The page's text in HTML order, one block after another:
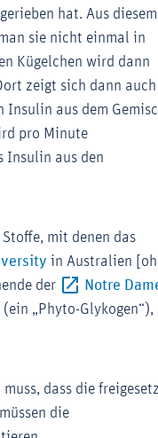
hat. Aus diesem
sie nicht einmal in
Kügelchen wird dann
zeigt sich dann auch
aus dem
pro Minute
Insulin aus den
mit denen das
Externer-Link
in Australien
der
Notre
„Phyto-Glykogen“),
dass die
die